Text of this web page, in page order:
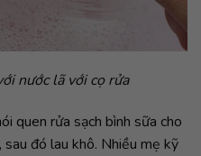
nước lã với cọ rửa
quen rửa sạch bình sữa cho
sau đó lau khô. Nhiều mẹ kỹ